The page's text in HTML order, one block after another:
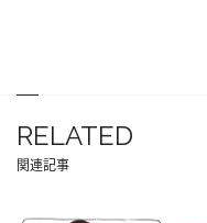
RELATED
関連記事